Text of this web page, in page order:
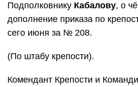
Подполковнику Кабалову, о
дополнение приказа по
сего июня за № 208.
(По штабу крепости).
Комендант Крепости и